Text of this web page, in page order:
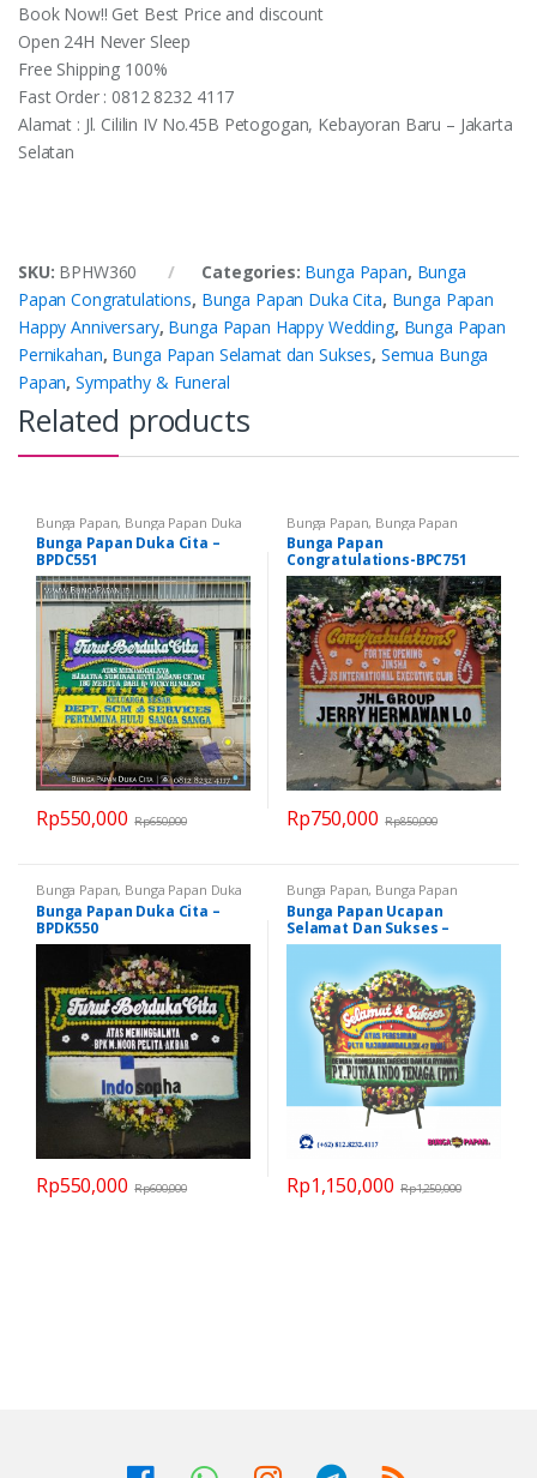
Book Now!! Get Best Price and discount
Open 24H Never Sleep
Free Shipping 100%
Fast Order : 0812 8232 4117
Alamat : Jl. Cililin IV No.45B Petogogan, Kebayoran Baru – Jakarta
Selatan
SKU: BPHW360 Categories: Bunga Papan, Bunga
Papan Congratulations, Bunga Papan Duka Cita, Bunga Papan
Happy Anniversary, Bunga Papan Happy Wedding, Bunga Papan
Pernikahan, Bunga Papan Selamat dan Sukses, Semua Bunga
Papan,Sympathy & Funeral
Related products
Bunga Papan, Bunga Papan Duka
Cita ,Semua Bunga Papan
Bunga Papan Duka Cita –
BPDC551
Rp550,000 Rp650,000
Bunga Papan, Bunga Papan
Congratulations Bunga Papan
Selamat dan Sukses
Bunga Papan
Bunga Papan
Congratulations-BPC751
Rp750,000 Rp850,000
Bunga Papan, Bunga Papan Duka
Cita ,Semua Bunga Papan
Bunga Papan Duka Cita –
BPDK550
Rp550,000 Rp600,000
Bunga Papan, Bunga Papan
Selamat dan Sukses Semua
Bunga Papan
Bunga Papan Ucapan
Selamat Dan Sukses –
BPUSS946
Rp1,150,000 Rp1,250,000